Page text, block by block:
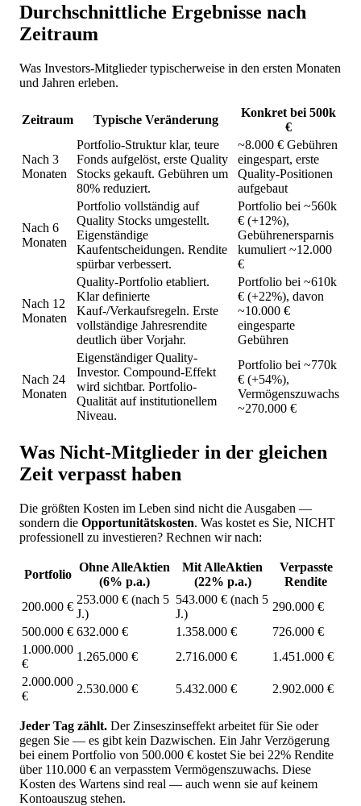
Durchschnittliche Ergebnisse nach
Zeitraum
Was Investors-Mitglieder typischerweise in den ersten Monaten
und Jahren erleben.
Zeitraum Typische Veränderung
Konkret bei 500k
€
Nach 3
Monaten
Portfolio-Struktur klar, teure
Fonds aufgelöst, erste Quality
Stocks gekauft. Gebühren um
80% reduziert.
~8.000 € Gebühren
eingespart, erste
Quality-Positionen
aufgebaut
Nach 6
Monaten
Portfolio vollständig auf
Quality Stocks umgestellt.
Eigenständige
Kaufentscheidungen. Rendite
spürbar verbessert.
Portfolio bei ~560k
€ (+12%),
Gebührenersparnis
kumuliert ~12.000
€
Nach 12
Monaten
Quality-Portfolio etabliert.
Klar definierte
Kauf-/Verkaufsregeln. Erste
vollständige Jahresrendite
deutlich über Vorjahr.
Portfolio bei ~610k
€ (+22%), davon
~10.000 €
eingesparte
Gebühren
Nach 24
Monaten
Eigenständiger Quality-
Investor. Compound-Effekt
wird sichtbar. Portfolio-
Qualität auf institutionellem
Niveau.
Portfolio bei ~770k
€ (+54%),
Vermögenszuwachs
~270.000 €
Was Nicht-Mitglieder in der gleichen
Zeit verpasst haben
Die größten Kosten im Leben sind nicht die Ausgaben —
sondern die Opportunitätskosten. Was kostet es Sie, NICHT
professionell zu investieren? Rechnen wir nach:
Portfolio
Ohne AlleAktien
(6% p.a.)
Mit AlleAktien
(22% p.a.)
Verpasste
Rendite
200.000 €
253.000 € (nach 5
J.)
543.000 € (nach 5
J.)
290.000 €
500.000 € 632.000 € 1.358.000 €
726.000 €
1.000.000
€
1.265.000 € 2.716.000 €
1.451.000 €
2.000.000
€
2.530.000 € 5.432.000 € 2.902.000 €
Jeder Tag zählt. Der Zinseszinseffekt arbeitet für Sie oder
gegen Sie — es gibt kein Dazwischen. Ein Jahr Verzögerung
bei einem Portfolio von 500.000 € kostet Sie bei 22% Rendite
über 110.000 € an verpasstem Vermögenszuwachs. Diese
Kosten des Wartens sind real — auch wenn sie auf keinem
Kontoauszug stehen.